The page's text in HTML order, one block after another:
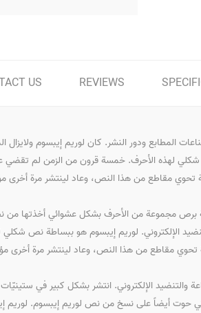
REVIEWS
US
ودور النشر. كان لوريم إيبسوم ولايزال
لهذه الأحرف. خمسة قرون من الزمن لم تقضي
تحوي مقاطع من هذا النص، وعاد لينتشر مرة أخرى
برص مجموعة من الأحرف بشكل عشوائي أخذتها
الإلكتروني. لوريم إيبسوم هو ببساطة نص
مقاطع من هذا النص، وعاد لينتشر مرة أخرى
الإلكتروني. انتشر بشكل كبير في
والتي حوت أيضاً على نسخ من نص لوريم إيبسوم.